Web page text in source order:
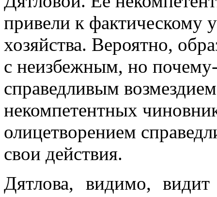
привели к фактическому
хозяйства. Вероятно,
с неизбежным, но
справедливым
некомпетентных
олицетворением
свои действия.
Дятлова, видимо,